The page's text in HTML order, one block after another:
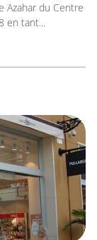
Azahar du Centre
en tant...